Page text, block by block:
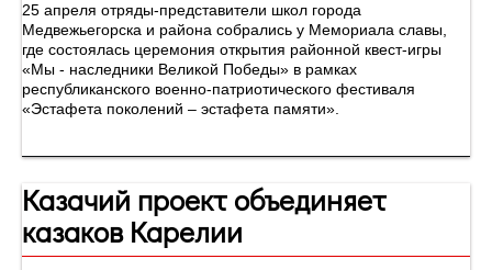
25 апреля отряды-представители школ города
Медвежьегорска и района собрались у Мемориала славы,
где состоялась церемония открытия районной квест-игры
«Мы - наследники Великой Победы» в рамках
республиканского военно-патриотического фестиваля
«Эстафета поколений – эстафета памяти».
Казачий проект объединяет
казаков Карелии